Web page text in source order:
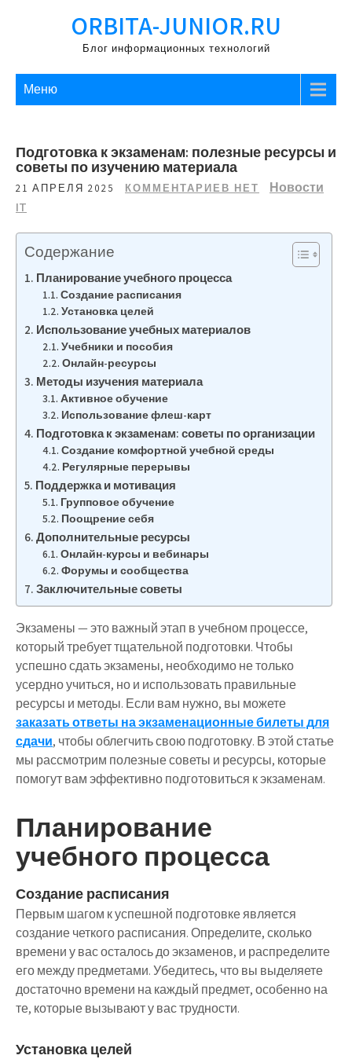
ORBITA-JUNIOR.RU
Блог информационных технологий
Меню
Подготовка к экзаменам: полезные ресурсы и
советы по изучению материала
21 АПРЕЛЯ 2025 КОММЕНТАРИЕВ НЕТ
Новости
IT
Содержание
Планирование учебного процесса
Создание расписания
Установка целей
Использование учебных материалов
Учебники и пособия
Онлайн-ресурсы
Методы изучения материала
Активное обучение
Использование флеш-карт
Подготовка к экзаменам: советы по организации
Создание комфортной учебной среды
Регулярные перерывы
Поддержка и мотивация
Групповое обучение
Поощрение себя
Дополнительные ресурсы
Онлайн-курсы и вебинары
Форумы и сообщества
Заключительные советы
Экзамены — это важный этап в учебном процессе,
который требует тщательной подготовки. Чтобы
успешно сдать экзамены, необходимо не только
усердно учиться, но и использовать правильные
ресурсы и методы. Если вам нужно, вы можете
заказать ответы на экзаменационные билеты для
сдачи, чтобы облегчить свою подготовку. В этой статье
мы рассмотрим полезные советы и ресурсы, которые
помогут вам эффективно подготовиться к экзаменам.
Планирование
учебного процесса
Создание расписания
Первым шагом к успешной подготовке является
создание четкого расписания. Определите, сколько
времени у вас осталось до экзаменов, и распределите
его между предметами. Убедитесь, что вы выделяете
достаточно времени на каждый предмет, особенно на
те, которые вызывают у вас трудности.
Установка целей